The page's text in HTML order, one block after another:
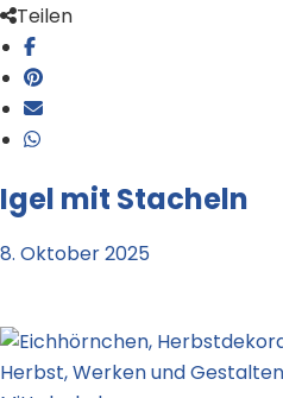
Teilen
Igel mit Stacheln
8. Oktober 2025